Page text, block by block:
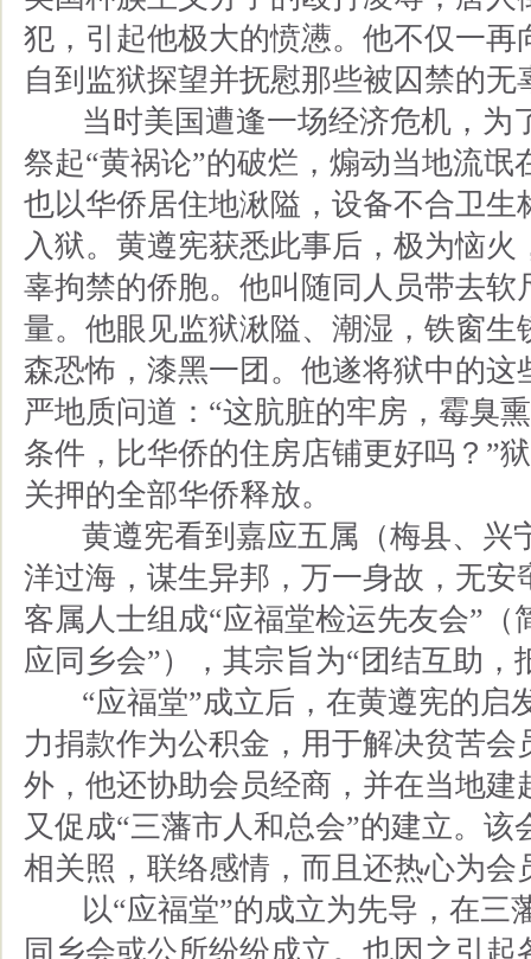
犯，引起他极大的愤懑。他不仅一
自到监狱探望并抚慰那些被囚禁的
当时美国遭逢一场经济危机，为
祭起“黄祸论”的破烂，煽动当地流
也以华侨居住地湫隘，设备不合卫
入狱。黄遵宪获悉此事后，极为恼
辜拘禁的侨胞。他叫随同人员带去
量。他眼见监狱湫隘、潮湿，铁窗
森恐怖，漆黑一团。他遂将狱中的
严地质问道：“这肮脏的牢房，霉臭
条件，比华侨的住房店铺更好吗？”
关押的全部华侨释放。
黄遵宪看到嘉应五属（梅县、兴
洋过海，谋生异邦，万一身故，无
客属人士组成“应福堂检运先友会”（
应同乡会”），其宗旨为“团结互助，
“应福堂”成立后，在黄遵宪的启
力捐款作为公积金，用于解决贫苦
外，他还协助会员经商，并在当地
又促成“三藩市人和总会”的建立。
相关照，联络感情，而且还热心为会
以“应福堂”的成立为先导，在三
同乡会或公所纷纷成立。也因之引